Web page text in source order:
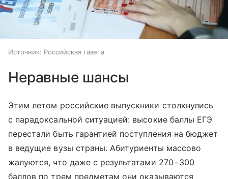
Источник: Российская газета
Неравные шансы
Этим летом российские выпускники столкнулись
с парадоксальной ситуацией: высокие баллы ЕГЭ
перестали быть гарантией поступления на бюджет
в ведущие вузы страны. Абитуриенты массово
жалуются, что даже с результатами 270−300
баллов по трем предметам они оказываются